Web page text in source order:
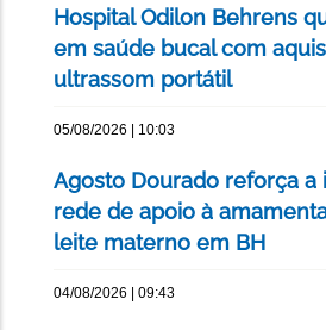
Hospital Odilon Behrens
em saúde bucal com
ultrassom portátil
05/08/2026 | 10:03
Agosto Dourado reforça a
rede de apoio à
leite materno em BH
04/08/2026 | 09:43